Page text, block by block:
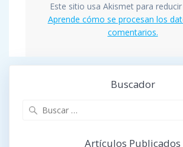
Este sitio usa Akismet para
Aprende cómo se procesan los
comentarios.
Buscador
Artículos Publicados